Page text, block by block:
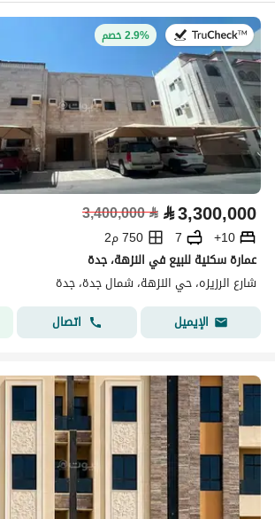
في:27 يوليو 20262.9% خصم
⃁3,300,000
⃁
3,400,000
10+
7
750 م2
عمارة سكنية للبيع في النزهة، جدة
شارع الرزيزه، حي النزهة، شمال جدة، جدة
الإيميل
اتصال